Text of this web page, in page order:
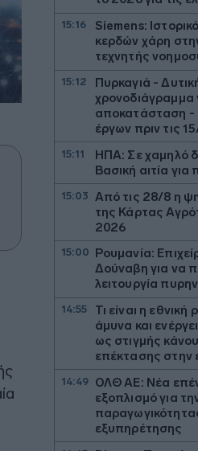
15:16
Siemens:
κερδών χάρη
τεχνητής
15:12
Πυρκαγιά -
χρονοδιάγραμμα
αποκατάσταση -
έργων πριν τις
15:11
ΗΠΑ: Σε χαμηλό
Βασική αιτία
15:03
Από τις 28/8 η
της Κάρτας
2026
15:00 Ρουμανία:
Δούναβη για να
λειτουργία
14:55
Τι είναι η
άμυνα και
ως στιγμής
επέκτασης στην
14:49
ΟΛΘ ΑΕ: Νέα
εξοπλισμό για
εξυπηρέτησης